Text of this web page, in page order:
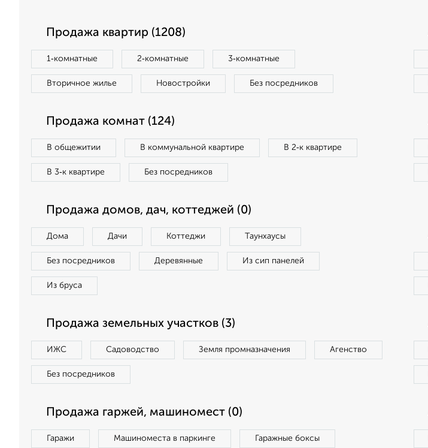
Продажа квартир (1208)
1‑комнатные 2‑комнатные 3‑комнатные
Вторичное жилье Новостройки Без посредников
Продажа комнат (124)
В общежитии В коммунальной квартире В 2‑к квартире
В 3‑к квартире Без посредников
Продажа домов, дач, коттеджей (0)
Дома Дачи Коттеджи Таунхаусы
Без посредников Деревянные Из сип панелей
Из бруса
Продажа земельных участков (3)
ИЖС Садоводство Земля промназначения Агенство
Без посредников
Продажа гаржей, машиномест (0)
Гаражи Машиноместа в паркинге Гаражные боксы